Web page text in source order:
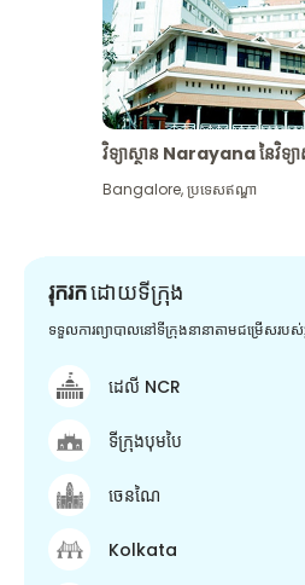
វិទ្យាស្ថាន Narayana នៃវិទ្យា
Bangalore,ប្រទេសឥណ្ឌា
រុករកដោយទីក្រុង
ទទួលការព្យាបាលនៅទីក្រុងនានាតាមជម្រើសរ
ដេលី NCR
ទីក្រុងបុមបៃ
ចេនណៃ
Kolkata